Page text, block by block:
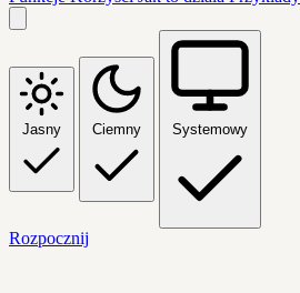
Jasny Ciemny Systemowy
Rozpocznij